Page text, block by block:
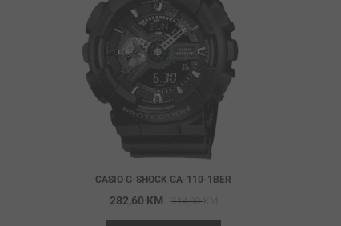
CASIO G-SHOCK GA-110-1BER
314,00KM
price
282,60 KM
price